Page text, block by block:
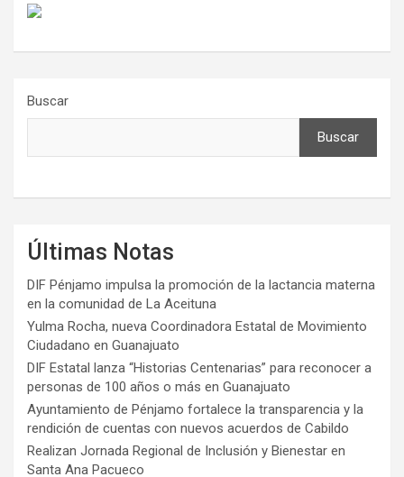
Buscar
Buscar
Últimas Notas
DIF Pénjamo impulsa la promoción de la lactancia materna
en la comunidad de La Aceituna
Yulma Rocha, nueva Coordinadora Estatal de Movimiento
Ciudadano en Guanajuato
DIF Estatal lanza “Historias Centenarias” para reconocer a
personas de 100 años o más en Guanajuato
Ayuntamiento de Pénjamo fortalece la transparencia y la
rendición de cuentas con nuevos acuerdos de Cabildo
Realizan Jornada Regional de Inclusión y Bienestar en
Santa Ana Pacueco